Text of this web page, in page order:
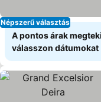
Népszerű választás
A pontos árak
válasszon dátumokat